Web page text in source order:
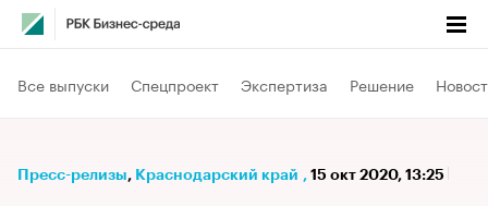
Все выпуски Спецпроект Экспертиза Решение
Пресс-релизы⁠, Краснодарский край , 15 окт 2020, 13:25